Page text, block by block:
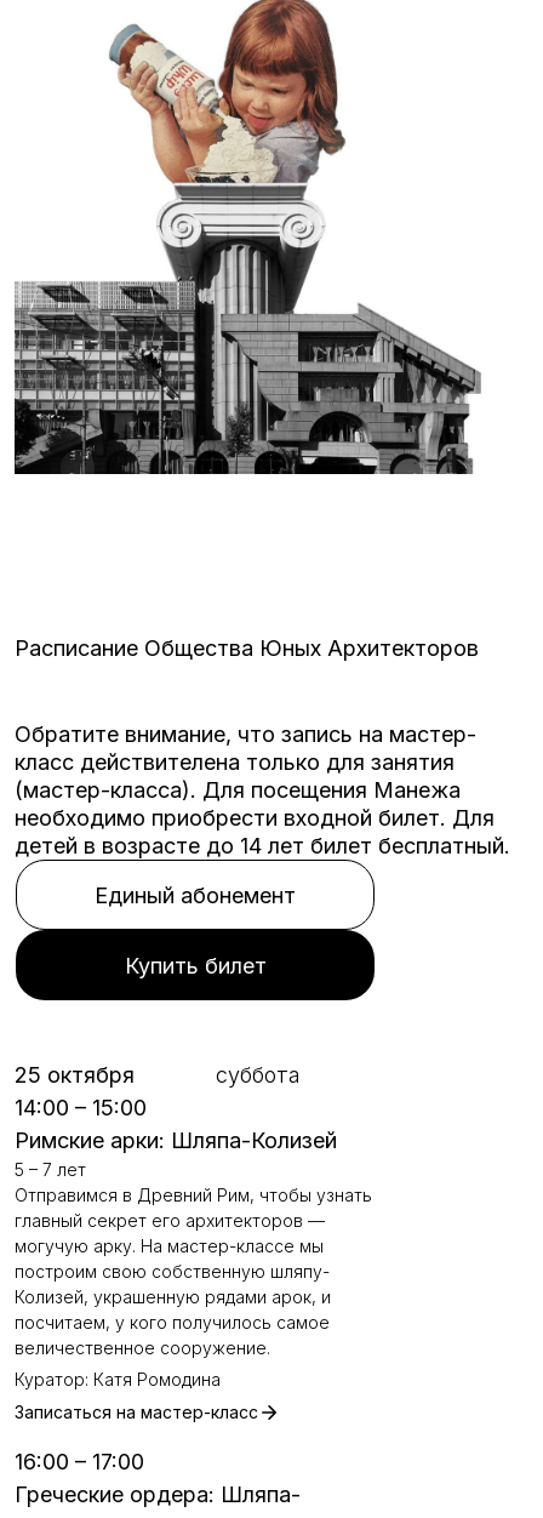
Расписание Общества Юных Архитекторов
Обратите внимание, что запись на мастер-
класс действителена только для занятия
(мастер-класса). Для посещения Манежа
необходимо приобрести входной билет. Для
детей в возрасте до 14 лет билет бесплатный.
Единый абонемент
Купить билет
25 октября
суббота
14:00 – 15:00
Римские арки: Шляпа-Колизей
5 – 7 лет
Отправимся в Древний Рим, чтобы узнать
главный секрет его архитекторов —
могучую арку. На мастер-классе мы
построим свою собственную шляпу-
Колизей, украшенную рядами арок, и
посчитаем, у кого получилось самое
величественное сооружение.
Куратор: Катя Ромодина
Записаться на мастер-класс
16:00 – 17:00
Греческие ордера: Шляпа-